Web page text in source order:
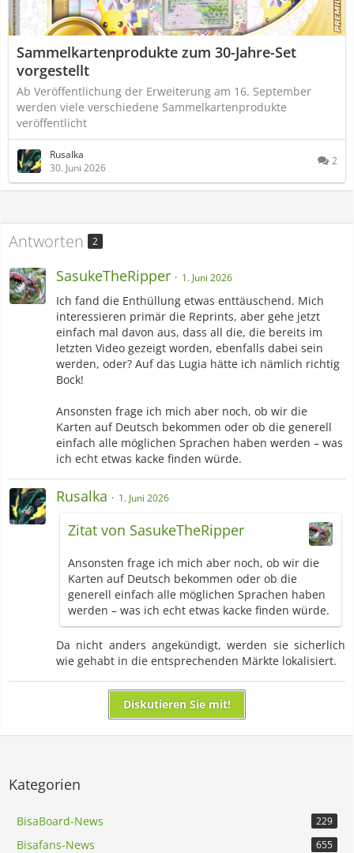
Sammelkartenprodukte zum 30-Jahre-Set
vorgestellt
Ab Veröffentlichung der Erweiterung am 16. September
werden viele verschiedene Sammelkartenprodukte
veröffentlicht
Rusalka
30. Juni 2026
2
Antworten 2
SasukeTheRipper 1. Juni 2026
Ich fand die Enthüllung etwas enttäuschend. Mich
interessieren primär die Reprints, aber gehe jetzt
einfach mal davon aus, dass all die, die bereits im
letzten Video gezeigt worden, ebenfalls dabei sein
werden, oder? Auf das Lugia hätte ich nämlich richtig
Bock!
Ansonsten frage ich mich aber noch, ob wir die
Karten auf Deutsch bekommen oder ob die generell
einfach alle möglichen Sprachen haben werden – was
ich echt etwas kacke finden würde.
Rusalka 1. Juni 2026
Zitat von SasukeTheRipper
Ansonsten frage ich mich aber noch, ob wir die
Karten auf Deutsch bekommen oder ob die
generell einfach alle möglichen Sprachen haben
werden – was ich echt etwas kacke finden würde.
Da nicht anders angekündigt, werden sie sicherlich
wie gehabt in die entsprechenden Märkte lokalisiert.
Diskutieren Sie mit!
Kategorien
BisaBoard-News 229
Bisafans-News 655